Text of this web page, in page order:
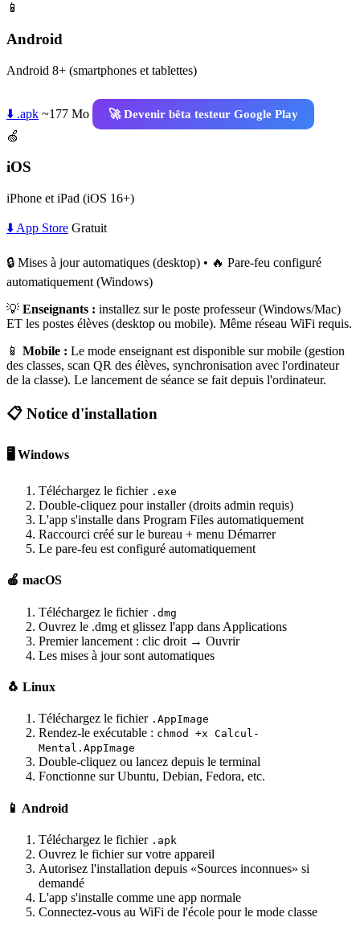
📱
Android
Android 8+ (smartphones et tablettes)
⬇️ .apk ~177 Mo
🚀 Devenir bêta testeur Google Play
🍏
iOS
iPhone et iPad (iOS 16+)
⬇️ App Store Gratuit
🔒 Mises à jour automatiques (desktop) • 🔥 Pare-feu configuré
automatiquement (Windows)
💡 Enseignants : installez sur le poste professeur (Windows/Mac)
ET les postes élèves (desktop ou mobile). Même réseau WiFi requis.
📱 Mobile : Le mode enseignant est disponible sur mobile (gestion
des classes, scan QR des élèves, synchronisation avec l'ordinateur
de la classe). Le lancement de séance se fait depuis l'ordinateur.
📋 Notice d'installation
🖥️ Windows
Téléchargez le fichier .exe
Double-cliquez pour installer (droits admin requis)
L'app s'installe dans Program Files automatiquement
Raccourci créé sur le bureau + menu Démarrer
Le pare-feu est configuré automatiquement
🍎 macOS
Téléchargez le fichier .dmg
Ouvrez le .dmg et glissez l'app dans Applications
Premier lancement : clic droit → Ouvrir
Les mises à jour sont automatiques
🐧 Linux
Téléchargez le fichier .AppImage
Rendez-le exécutable : chmod +x Calcul-
Mental.AppImage
Double-cliquez ou lancez depuis le terminal
Fonctionne sur Ubuntu, Debian, Fedora, etc.
📱 Android
Téléchargez le fichier .apk
Ouvrez le fichier sur votre appareil
Autorisez l'installation depuis «Sources inconnues» si
demandé
L'app s'installe comme une app normale
Connectez-vous au WiFi de l'école pour le mode classe